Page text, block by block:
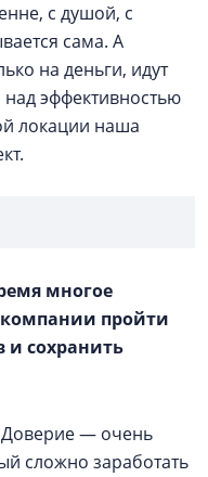
с душой, с
сама. А
на деньги, идут
эффективностью
локации наша
многое
пройти
и сохранить
— очень
сложно заработать